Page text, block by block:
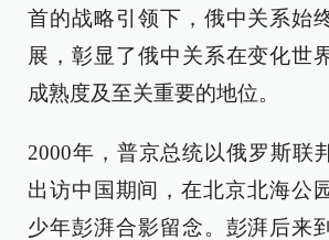
首的战略引领下，俄中关系始
展，彰显了俄中关系在变化世
成熟度及至关重要的地位。
2000年，普京总统以俄罗斯联
出访中国期间，在北京北海公
少年彭湃合影留念。彭湃后来